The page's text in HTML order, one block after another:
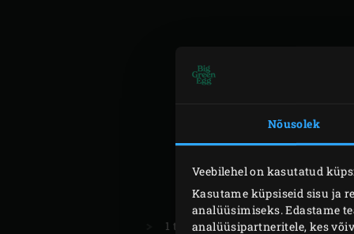
Nõusolek
Veebilehel on kasutatud
Kasutame küpsiseid sisu ja
analüüsimiseks. Edastame
analüüsipartneritele, kes
MUNAD
1 tl soola